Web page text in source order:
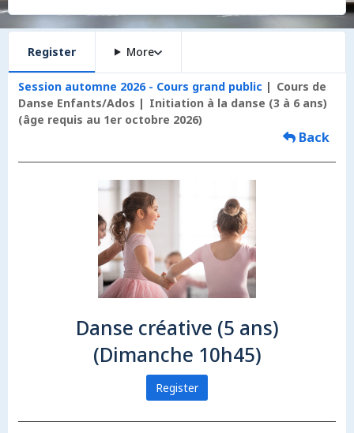
Register More
Session automne 2026 - Cours grand public
Cours de
Danse Enfants/Ados
Initiation à la danse (3 à 6 ans)
(âge requis au 1er octobre 2026)
Back
Danse créative (5 ans)
(Dimanche 10h45)
Register